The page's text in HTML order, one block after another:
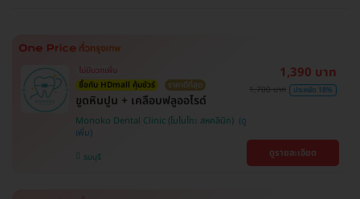
ไม่มีบวกเพิ่ม
ซื้อกับ HDmall คุ้มชัวร์
ราคาดีที่สุด
ขูดหินปูน + เคลือบฟลูออไรด์
Monoko Dental Clinic (โมโนโกะ สหคลินิก)
ธนบุรี
1,390 บาท
1,700 บาท ประหยัด 18%
ดูรายละเอียด